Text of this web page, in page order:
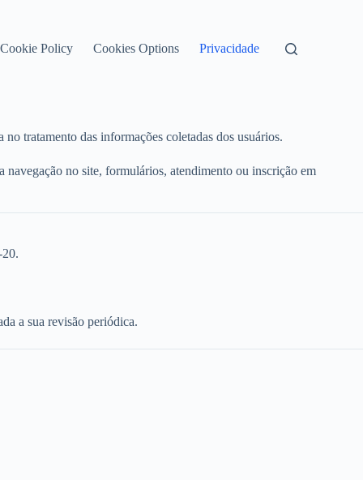
Cookie Policy Cookies Options Privacidade
tratamento das informações coletadas dos usuários.
navegação no site, formulários, atendimento ou inscrição em
a sua revisão periódica.